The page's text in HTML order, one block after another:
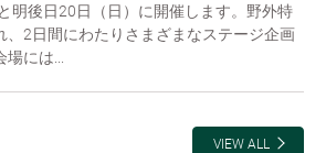
明後日20日（日）に開催します。野外特
、2日間にわたりさまざまなステージ企画
には...
VIEW ALL